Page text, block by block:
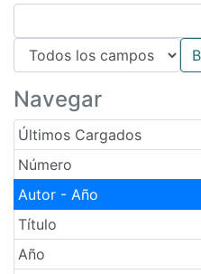
Navegar
Últimos Cargados
Número
Autor - Año
Título
Año